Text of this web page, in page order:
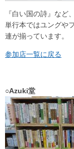
『白い国の詩』など
単行本ではユングや
連が揃っています。
参加店一覧に戻る
○Azuki堂